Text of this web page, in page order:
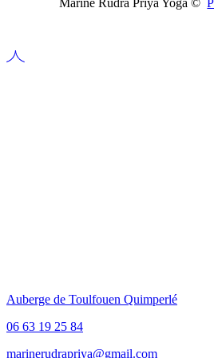
Auberge de Toulfouen Quimperlé
06 63 19 25 84
marinerudrapriya@gmail.com